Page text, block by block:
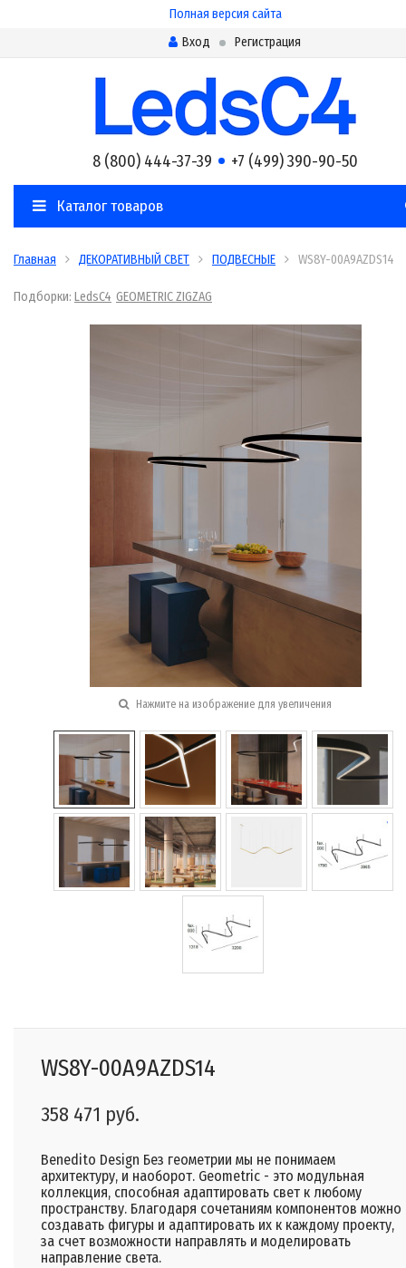
Полная версия сайта
Вход
Регистрация
8 (800) 444-37-39 +7 (499) 390-90-50
Каталог товаров
Главная ДЕКОРАТИВНЫЙ СВЕТ ПОДВЕСНЫЕ WS8Y-00A9AZDS14
Подборки: LedsC4 GEOMETRIC ZIGZAG
Нажмите на изображение для увеличения
WS8Y-00A9AZDS14
358 471 руб.
Benedito Design Без геометрии мы не понимаем
архитектуру, и наоборот. Geometric - это модульная
коллекция, способная адаптировать свет к любому
пространству. Благодаря сочетаниям компонентов можно
создавать фигуры и адаптировать их к каждому проекту,
за счет возможности направлять и моделировать
направление света.